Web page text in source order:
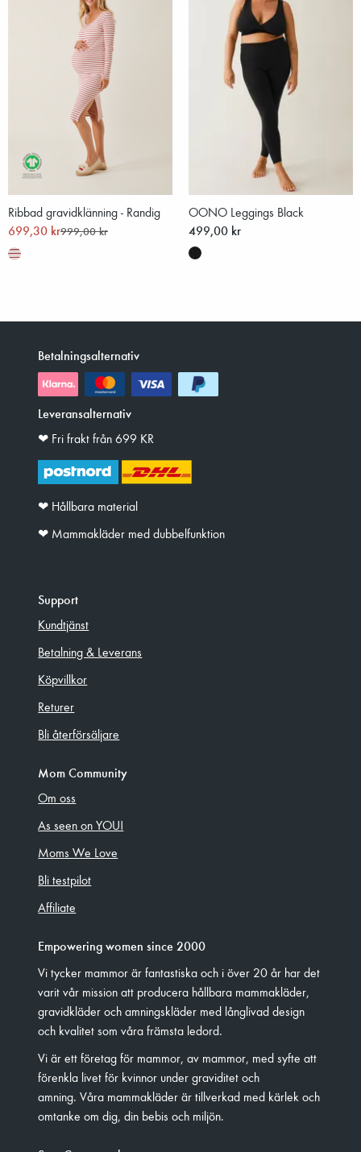
Ribbad gravidklänning - Randig
699,30 kr999,00 kr
OONO Leggings Black
499,00 kr
Betalningsalternativ
Leveransalternativ
❤︎ Fri frakt från 699 KR
❤︎ Hållbara material
❤︎ Mammakläder med dubbelfunktion
Support
Kundtjänst
Betalning & Leverans
Köpvillkor
Returer
Bli återförsäljare
Mom Community
Om oss
As seen on YOU!
Moms We Love
Bli testpilot
Affiliate
Empowering women since 2000
Vi tycker mammor är fantastiska och i över 20 år har det
varit vår mission att producera hållbara mammakläder,
gravidkläder och amningskläder med långlivad design
och kvalitet som våra främsta ledord.
Vi är ett företag för mammor, av mammor, med syfte att
förenkla livet för kvinnor under graviditet och
amning. Våra mammakläder är tillverkad med kärlek och
omtanke om dig, din bebis och miljön.